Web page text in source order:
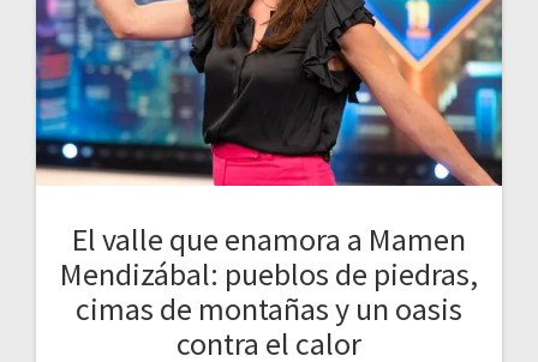
El valle que enamora a Mamen
Mendizábal: pueblos de piedras,
cimas de montañas y un oasis
contra el calor